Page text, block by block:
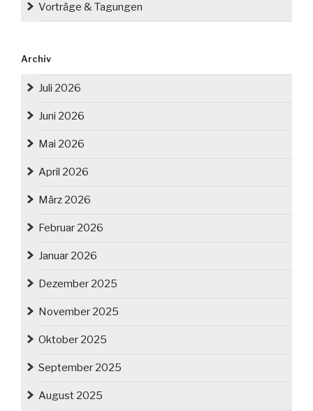
Vorträge & Tagungen
Archiv
Juli 2026
Juni 2026
Mai 2026
April 2026
März 2026
Februar 2026
Januar 2026
Dezember 2025
November 2025
Oktober 2025
September 2025
August 2025